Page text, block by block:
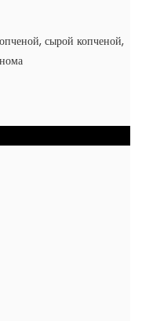
сырой копченой,